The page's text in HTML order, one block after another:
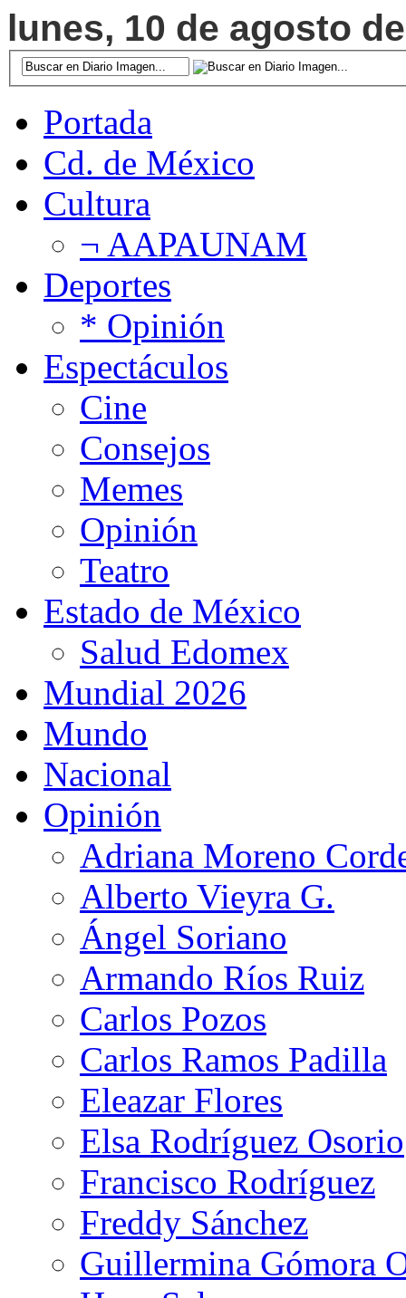
lunes, 10 de agosto
Portada
Cd. de México
Cultura
¬ AAPAUNAM
Deportes
* Opinión
Espectáculos
Cine
Consejos
Memes
Opinión
Teatro
Estado de México
Salud Edomex
Mundial 2026
Mundo
Nacional
Opinión
Adriana Moreno
Alberto Vieyra G.
Ángel Soriano
Armando Ríos Ruiz
Carlos Pozos
Carlos Ramos Padilla
Eleazar Flores
Elsa Rodríguez Osorio
Francisco Rodríguez
Freddy Sánchez
Guillermina Gómora